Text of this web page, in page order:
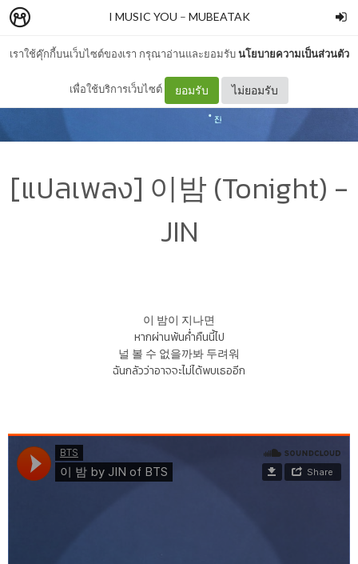
เราใช้คุ๊กกี้บนเว็บไซต์ของเรา กรุณาอ่านและยอมรับนโยบายความเป็นส่วนตัว
เพื่อใช้บริการเว็บไซต์ ยอมรับ ไม่ยอมรับ
I MUSIC YOU – MUBEATAK
[แปลเพลง] 이밤 (Tonight) -
JIN
이 밤이 지나면
หากผ่านพ้นค่ำคืนนี้ไป
널 볼 수 없을까봐 두려워
ฉันกลัวว่าอาจจะไม่ได้พบเธออีก